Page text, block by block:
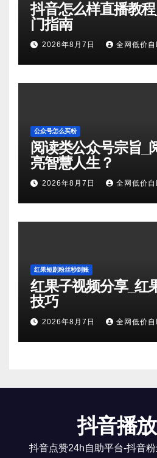
抖音怎么样直播教
门指南
2026年8月7日 全网低价
公众号怎么买粉
阅读类公众号宗旨_
亮智慧人生？
2026年8月7日 全网低价
红果短剧粉丝秒到账
红果子视频分享_红
技巧
2026年8月7日 全网低价
抖音播
抖音点赞24h自助平台-抖音